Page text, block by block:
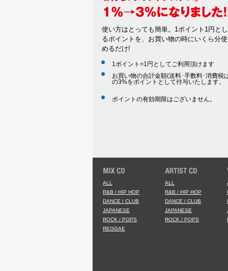
使い方はとっても簡単。1ポイント1円とし
るポイントを、お買い物の時にいくら分
めるだけ!
1ポイント=1円としてご利用頂けます
お買い物の合計金額(送料･手数料･消費税
の3%をポイントとして付与いたします。
ポイントの有効期限はございません。
ALL
R&B / HIP HOP
DANCE / CLUB
JAPANESE
ROCK / POPS
REGGAE
ALL
R&B / HIP HOP
DANCE / CLUB
JAPANESE
ROCK / POPS